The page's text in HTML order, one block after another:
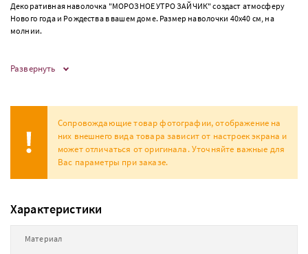
Декоративная наволочка "МОРОЗНОЕ УТРО ЗАЙЧИК" создаст атмосферу
Нового года и Рождества в вашем доме. Размер наволочки 40х40 см, на
молнии.
Развернуть
Сопровождающие товар фотографии, отображение на
них внешнего вида товара зависит от настроек экрана и
может отличаться от оригинала. Уточняйте важные для
Вас параметры при заказе.
Характеристики
Материал